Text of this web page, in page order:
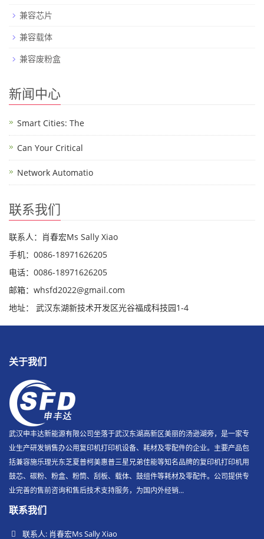
兼容芯片
兼容载体
兼容废粉盒
新闻中心
Smart Cities: The
Can Your Critical
Network Automatio
联系我们
联系人：肖春宏Ms Sally Xiao
手机：0086-18971626205
电话：0086-18971626205
邮箱：whsfd2022@gmail.com
地址： 武汉东湖新技术开发区光谷福成科技园1-4
关于我们
武汉申丰达新能源有限公司坐落于武汉东湖高新区美丽的汤逊湖旁，是一家专
业生产研发销售办公用复印机打印机设备、耗材及零配件的企业。主要产品包
括兼容施乐理光东芝夏普柯美惠普三星兄弟佳能等知名品牌的复印机打印机用
鼓芯、碳粉、粉盒、粉筒、刮板、载体、鼓组件等耗材及零配件。公司提供专
业完善的售前咨询和售后技术支持服务，为国内外经销...
联系我们
联系人: 肖春宏Ms Sally Xiao